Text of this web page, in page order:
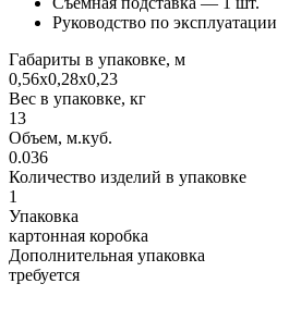
Руководство по эксплуатации
Габариты в упаковке, м
0,56х0,28х0,23
Вес в упаковке, кг
13
Объем, м.куб.
0.036
Количество изделий в упаковке
1
Упаковка
картонная коробка
Дополнительная упаковка
требуется